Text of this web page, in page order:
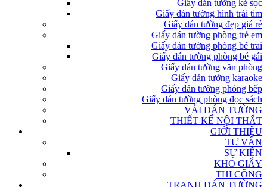
Giấy dán tường kẻ sọc
Giấy dán tường hình trái tim
Giấy dán tường đẹp giá rẻ
Giấy dán tường phòng trẻ em
Giấy dán tường phòng bé trai
Giấy dán tường phòng bé gái
Giấy dán tường văn phòng
Giấy dán tường karaoke
Giấy dán tường phòng bếp
Giấy dán tường phòng đọc sách
VẢI DÁN TƯỜNG
THIẾT KẾ NỘI THẤT
GIỚI THIỆU
TƯ VẤN
SỰ KIỆN
KHO GIẤY
THI CÔNG
TRANH DÁN TƯỜNG